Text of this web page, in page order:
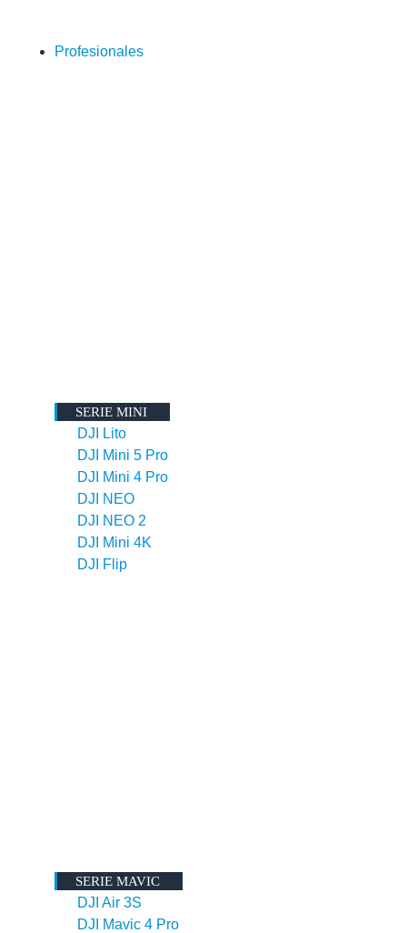
Profesionales
SERIE MINI
DJI Lito
DJI Mini 5 Pro
DJI Mini 4 Pro
DJI NEO
DJI NEO 2
DJI Mini 4K
DJI Flip
SERIE MAVIC
DJI Air 3S
DJI Mavic 4 Pro